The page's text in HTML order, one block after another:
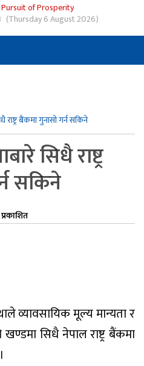
(Thursday 6 August 2026)
राष्ट्र बैंकमा गुनासो गर्न सकिने
सिधै राष्ट्र
सकिने
व्यावसायिक मूल्य मान्यता र
सिधै नेपाल राष्ट्र बैंकमा